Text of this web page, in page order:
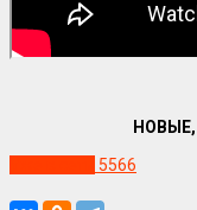
5566